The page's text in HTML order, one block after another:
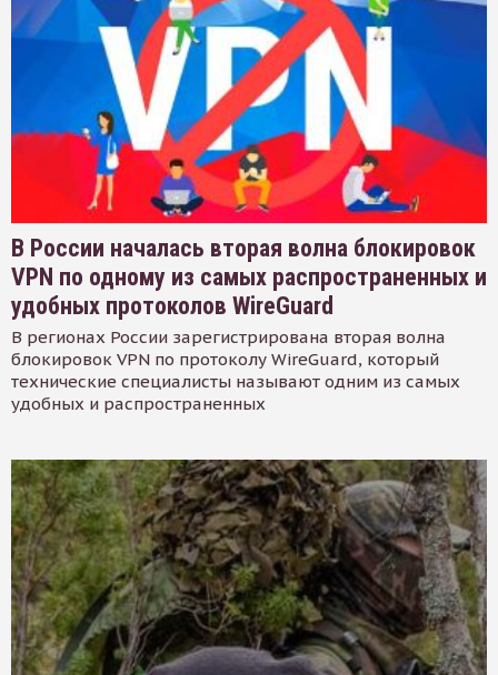
В России началась вторая волна блокировок
VPN по одному из самых распространенных и
удобных протоколов WireGuard
В регионах России зарегистрирована вторая волна
блокировок VPN по протоколу WireGuard, который
технические специалисты называют одним из самых
удобных и распространенных